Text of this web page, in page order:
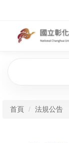
首頁 法規公告